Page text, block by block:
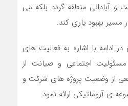
و آبادانی منطقه گردد بلکه می
مسیر بهبود یاری کند.
ادامه با اشاره به فعالیت های
اجتماعی و صیانت از
از وضعیت پروژه های شرکت و
ی آروماتیکی ارائه نمود.